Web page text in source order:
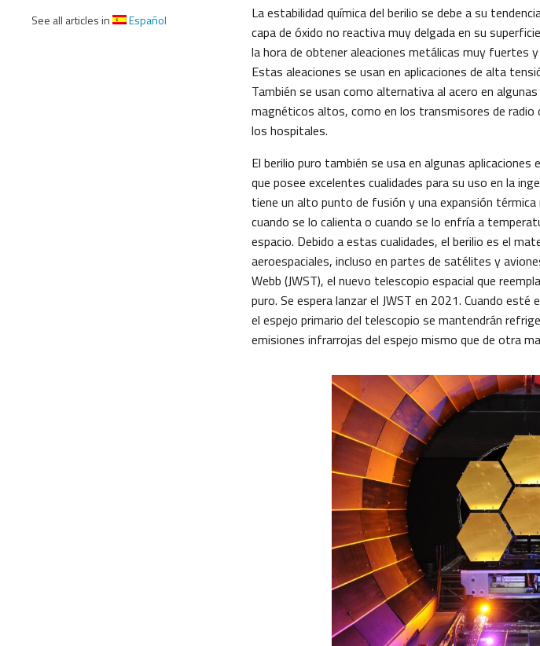
See all articles in
Español
La estabilidad química del berilio se debe a su
capa de óxido no reactiva muy delgada en su
la hora de obtener aleaciones metálicas muy fuertes
Estas aleaciones se usan en aplicaciones de alta
También se usan como alternativa al acero en
magnéticos altos, como en los transmisores de radio
los hospitales.
El berilio puro también se usa en algunas
que posee excelentes cualidades para su uso en la
tiene un alto punto de fusión y una expansión
cuando se lo calienta o cuando se lo enfría a
espacio. Debido a estas cualidades, el berilio es el
aeroespaciales, incluso en partes de satélites y
Webb (JWST), el nuevo telescopio espacial que
puro. Se espera lanzar el JWST en 2021. Cuando
el espejo primario del telescopio se mantendrán
emisiones infrarrojas del espejo mismo que de otra